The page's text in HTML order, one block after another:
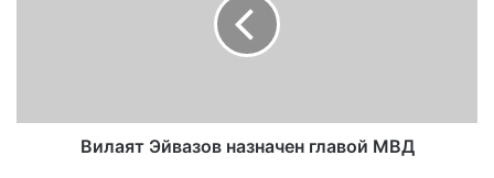
Вилаят Эйвазов назначен главой МВД